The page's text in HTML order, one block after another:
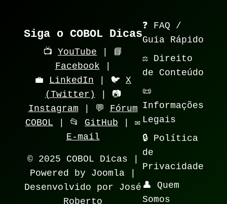
Siga o COBOL Dicas
📺 YouTube | 📘
Facebook
💼 LinkedIn | 🐦 X
(Twitter)
| 📷
Instagram | 💬 Fórum
COBOL | 📂 GitHub | ✉️
E-mail
© 2025 COBOL Dicas |
Powered by Joomla |
Desenvolvido por José
Roberto
❓ FAQ /
Guia Rápido
⚖️ Direito
de Conteúdo
📜
Informações
Legais
🔒 Política
de
Privacidade
👤 Quem
Somos